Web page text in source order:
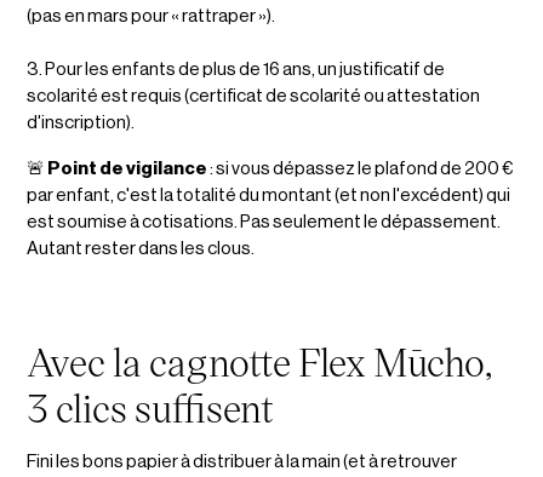
(pas en mars pour « rattraper »).
3. Pour les enfants de plus de 16 ans, un justificatif de
scolarité est requis (certificat de scolarité ou attestation
d'inscription).
🚨 Point de vigilance : si vous dépassez le plafond de 200 €
par enfant, c'est la totalité du montant (et non l'excédent) qui
est soumise à cotisations. Pas seulement le dépassement.
Autant rester dans les clous.
Avec la cagnotte Flex Mūcho,
3 clics suffisent
Fini les bons papier à distribuer à la main (et à retrouver